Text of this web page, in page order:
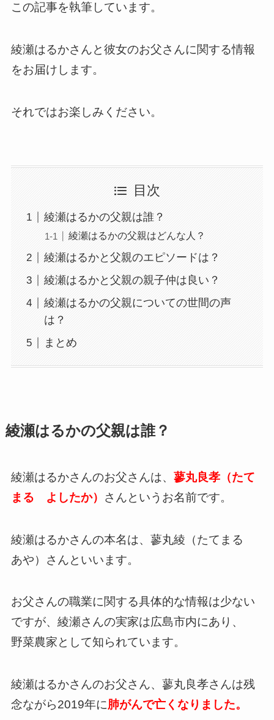
この記事を執筆しています。
綾瀬はるかさんと彼女のお父さんに関する情報
をお届けします。
それではお楽しみください。
目次
綾瀬はるかの父親は誰？
綾瀬はるかの父親はどんな人？
綾瀬はるかと父親のエピソードは？
綾瀬はるかと父親の親子仲は良い？
綾瀬はるかの父親についての世間の声
は？
まとめ
綾瀬はるかの父親は誰？
綾瀬はるかさんのお父さんは、 蓼丸良孝（たて
まる よしたか） さんというお名前です。
綾瀬はるかさんの本名は、蓼丸綾（たてまる
あや）さんといいます。
お父さんの職業に関する具体的な情報は少ない
ですが、綾瀬さんの実家は広島市内にあり、
野菜農家として知られています。
綾瀬はるかさんのお父さん、蓼丸良孝さんは残
念ながら2019年に肺がんで亡くなりました。